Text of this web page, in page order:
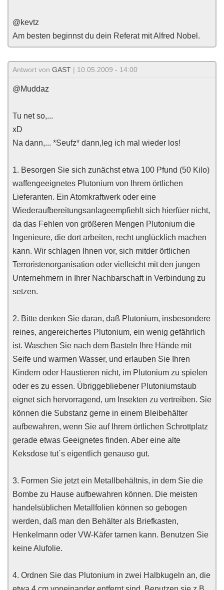
@kevtz
Am besten beginnst du dein Referat mit Alfred Nobel.
Antwort von GAST | 10.05.2009 - 14:00
@Muddaz
Tu net so,...
xD
Na dann,... *Seufz* dann,leg ich mal wieder los!
1. Besorgen Sie sich zunächst etwa 100 Pfund (50 Kilo)
waffengeeignetes Plutonium von Ihrem örtlichen
Lieferanten. Ein Atomkraftwerk oder eine
Wiederaufbereitungsanlageempfiehlt sich hierfüer nicht,
da das Fehlen von größeren Mengen Plutonium die
Ingenieure, die dort arbeiten, recht unglücklich machen
kann. Wir schlagen Ihnen vor, sich mitder örtlichen
Terroristenorganisation oder vielleicht mit den jungen
Unternehmern in Ihrer Nachbarschaft in Verbindung zu
setzen.
2. Bitte denken Sie daran, daß Plutonium, insbesondere
reines, angereichertes Plutonium, ein wenig gefährlich
ist. Waschen Sie nach dem Basteln Ihre Hände mit
Seife und warmen Wasser, und erlauben Sie Ihren
Kindern oder Haustieren nicht, im Plutonium zu spielen
oder es zu essen. Übriggebliebener Plutoniumstaub
eignet sich hervorragend, um Insekten zu vertreiben. Sie
können die Substanz gerne in einem Bleibehälter
aufbewahren, wenn Sie auf Ihrem örtlichen Schrottplatz
gerade etwas Geeignetes finden. Aber eine alte
Keksdose tut´s eigentlich genauso gut.
3. Formen Sie jetzt ein Metallbehältnis, in dem Sie die
Bombe zu Hause aufbewahren können. Die meisten
handelsüblichen Metallfolien können so gebogen
werden, daß man den Behälter als Briefkasten,
Henkelmann oder VW-Käfer tarnen kann. Benutzen Sie
keine Alufolie.
4. Ordnen Sie das Plutonium in zwei Halbkugeln an, die